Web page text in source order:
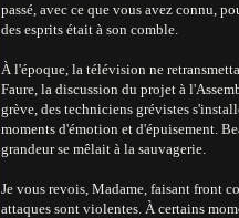
passé, avec ce que vous avez connu,
des esprits était à son comble.
À l'époque, la télévision ne
Faure, la discussion du projet à
grève, des techniciens grévistes
moments d'émotion et d'épuisement.
grandeur se mêlait à la sauvagerie.
Je vous revois, Madame, faisant front
attaques sont violentes. À certains